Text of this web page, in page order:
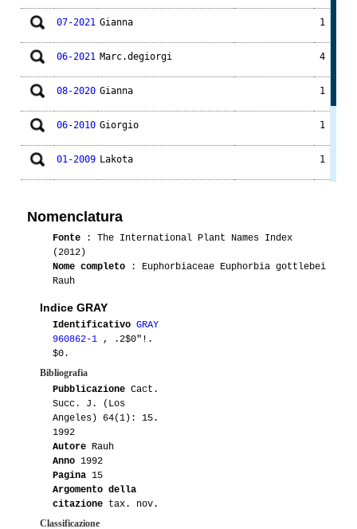
07-2021 Gianna 1
06-2021 Marc.degiorgi 4
08-2020 Gianna 1
06-2010 Giorgio 1
01-2009 Lakota 1
06-2008 Paco55 1
Nomenclatura
Fonte : The International Plant Names Index
(2012)
Nome completo : Euphorbiaceae Euphorbia gottlebei
Rauh
Indice GRAY
Identificativo GRAY
960862-1 , .2$0"!.
$0.
Bibliografia
Pubblicazione Cact.
Succ. J. (Los
Angeles) 64(1): 15.
1992
Autore Rauh
Anno 1992
Pagina 15
Argomento della
citazione tax. nov.
Classificazione